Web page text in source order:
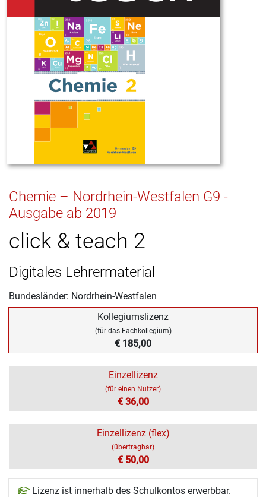
Chemie – Nordrhein-Westfalen G9 -
Ausgabe ab 2019
click & teach 2
Digitales Lehrermaterial
Bundesländer: Nordrhein-Westfalen
Kollegiumslizenz
(für das Fachkollegium)
€ 185,00
Einzellizenz
(für einen Nutzer)
€ 36,00
Einzellizenz (flex)
(übertragbar)
€ 50,00
Lizenz ist innerhalb des Schulkontos erwerbbar.